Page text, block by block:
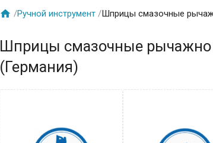
 /Ручной инструмент /Шприцы смазочные
Шприцы смазочные
(Германия)